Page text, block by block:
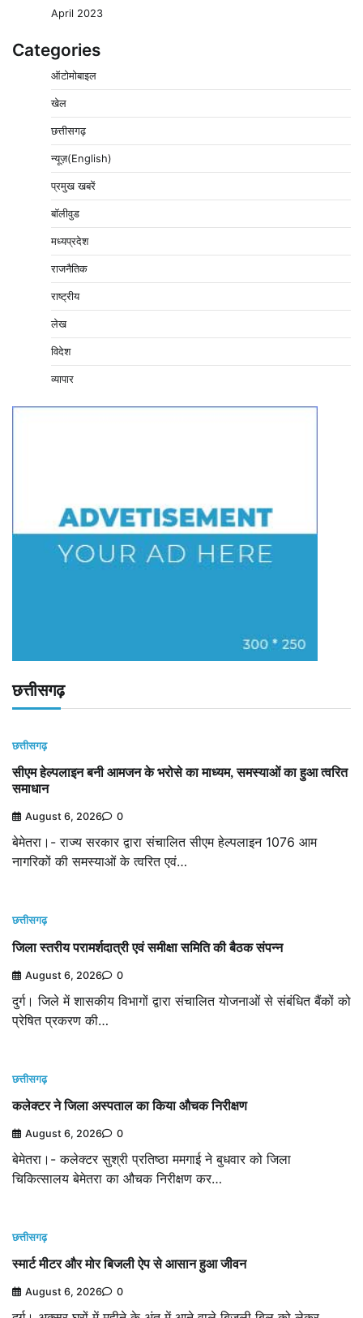
April 2023
Categories
ऑटोमोबाइल
खेल
छत्तीसगढ़
न्यूज़(English)
प्रमुख खबरें
बॉलीवुड
मध्यप्रदेश
राजनैतिक
राष्ट्रीय
लेख
विदेश
व्यापार
छत्तीसगढ़
छत्तीसगढ़
सीएम हेल्पलाइन बनी आमजन के भरोसे का माध्यम, समस्याओं का हुआ त्वरित
समाधान
August 6, 2026 0
बेमेतरा।- राज्य सरकार द्वारा संचालित सीएम हेल्पलाइन 1076 आम
नागरिकों की समस्याओं के त्वरित एवं…
छत्तीसगढ़
जिला स्तरीय परामर्शदात्री एवं समीक्षा समिति की बैठक संपन्न
August 6, 2026 0
दुर्ग। जिले में शासकीय विभागों द्वारा संचालित योजनाओं से संबंधित बैंकों को
प्रेषित प्रकरण की…
छत्तीसगढ़
कलेक्टर ने जिला अस्पताल का किया औचक निरीक्षण
August 6, 2026 0
बेमेतरा।- कलेक्टर सुश्री प्रतिष्ठा ममगाई ने बुधवार को जिला
चिकित्सालय बेमेतरा का औचक निरीक्षण कर…
छत्तीसगढ़
स्मार्ट मीटर और मोर बिजली ऐप से आसान हुआ जीवन
August 6, 2026 0